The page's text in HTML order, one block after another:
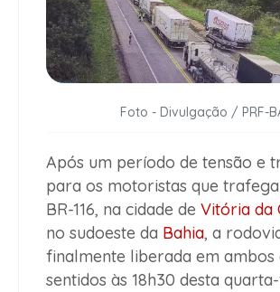
Foto - Divulgação / PRF-
Após um período de tensão e
para os motoristas que
BR-116, na cidade de Vitória da
no sudoeste da Bahia, a
finalmente liberada em ambos
sentidos às 18h30 desta